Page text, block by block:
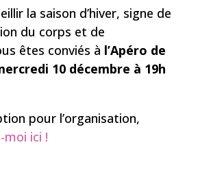
la saison d’hiver, signe de
du corps et de
êtes conviés à l’Apéro de
10 décembre à 19h
pour l’organisation,
ici !